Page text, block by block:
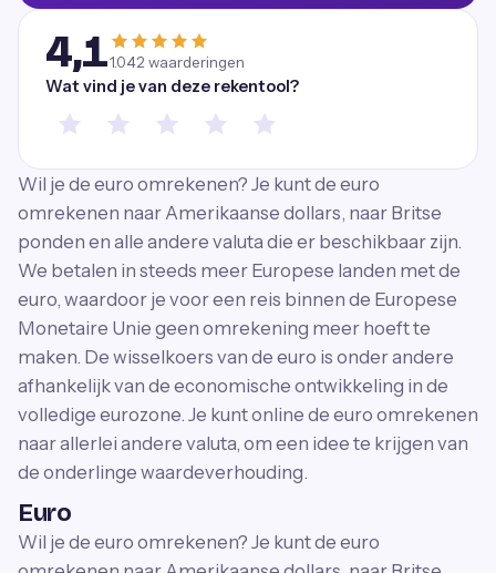
4,11.042 waarderingen
Wat vind je van deze rekentool?
Wil je de euro omrekenen? Je kunt de euro
omrekenen naar Amerikaanse dollars, naar Britse
ponden en alle andere valuta die er beschikbaar zijn.
We betalen in steeds meer Europese landen met de
euro, waardoor je voor een reis binnen de Europese
Monetaire Unie geen omrekening meer hoeft te
maken. De wisselkoers van de euro is onder andere
afhankelijk van de economische ontwikkeling in de
volledige eurozone. Je kunt online de euro omrekenen
naar allerlei andere valuta, om een idee te krijgen van
de onderlinge waardeverhouding.
Euro
Wil je de euro omrekenen? Je kunt de euro